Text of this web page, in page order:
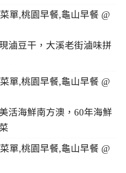
滷豆干，大溪老街滷味拼
活海鮮南方澳，60年海鮮